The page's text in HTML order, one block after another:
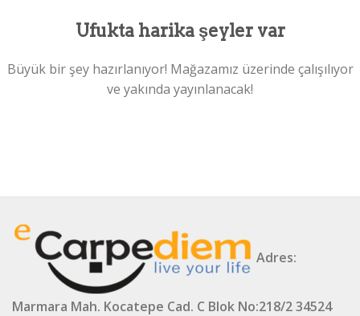
Ufukta harika şeyler var
Büyük bir şey hazırlanıyor! Mağazamız üzerinde çalışılıyor
ve yakında yayınlanacak!
Adres:
Marmara Mah. Kocatepe Cad. C Blok No:218/2 34524